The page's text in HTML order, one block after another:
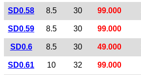
SD0.58 8.5 30 99.000
SD0.59 8.5 30 99.000
SD0.6 8.5 30 49.000
SD0.61 10 32 99.000